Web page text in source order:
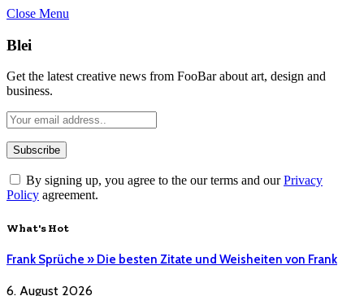
Close Menu
Blei
Get the latest creative news from FooBar about art, design and
business.
By signing up, you agree to the our terms and ourPrivacy
Policy agreement.
What's Hot
Frank Sprüche » Die besten Zitate und Weisheiten von Frank
6. August 2026